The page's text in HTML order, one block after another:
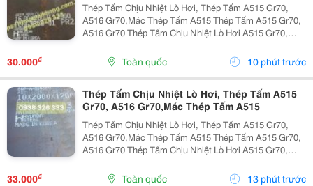
Thép Tấm Chịu Nhiệt Lò Hơi, Thép Tấm A515 Gr70,
A516 Gr70,Mác Thép Tấm A515 Thép Tấm A515 Gr70,
A516 Gr70 Thép Tấm Chịu Nhiệt Lò Hơi A515 Gr70,
A516 Gr70,20Mm,25Mm Thép Tấm Lò Hơi A515 Gr70
Là Loại Thép Hợp Kim Carbon-Silicon Chất Lượng
30.000₫ Toàn quốc 10 phút trước
Thép Tấm Chịu Nhiệt Lò Hơi, Thép Tấm A515
Gr70, A516 Gr70,Mác Thép Tấm A515
Thép Tấm Chịu Nhiệt Lò Hơi, Thép Tấm A515 Gr70,
A516 Gr70,Mác Thép Tấm A515 Thép Tấm A515 Gr70,
A516 Gr70 Thép Tấm Chịu Nhiệt Lò Hơi A515 Gr70,
A516 Gr70,20Mm,25Mm Thép Tấm Lò Hơi A515 Gr70
Là Loại Thép Hợp Kim Carbon-Silicon Chất Lượng
33.000₫ Toàn quốc 13 phút trước